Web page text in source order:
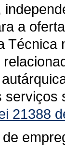
a
21388